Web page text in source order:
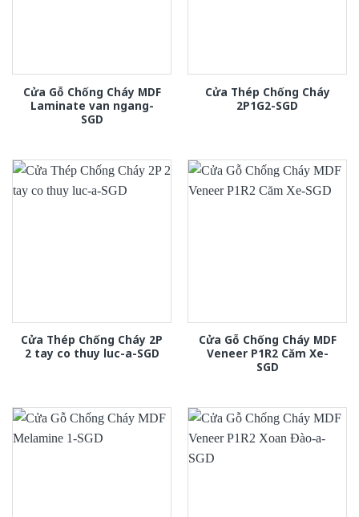
Cửa Gỗ Chống Cháy MDF
Laminate van ngang-
SGD
Cửa Thép Chống Cháy
2P1G2-SGD
Cửa Thép Chống Cháy 2P
2 tay co thuy luc-a-SGD
Cửa Gỗ Chống Cháy MDF
Veneer P1R2 Căm Xe-
SGD